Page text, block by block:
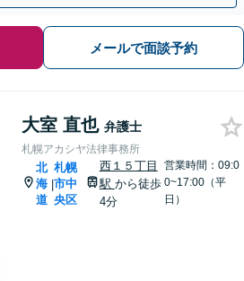
メールで面談予約
大室 直也 弁護士
札幌アカシヤ法律事務所
北
海
道
|
札幌
市中
央区
西１５丁目
駅 から徒歩
4分
営業時間：09:0
0~17:00（平
日）